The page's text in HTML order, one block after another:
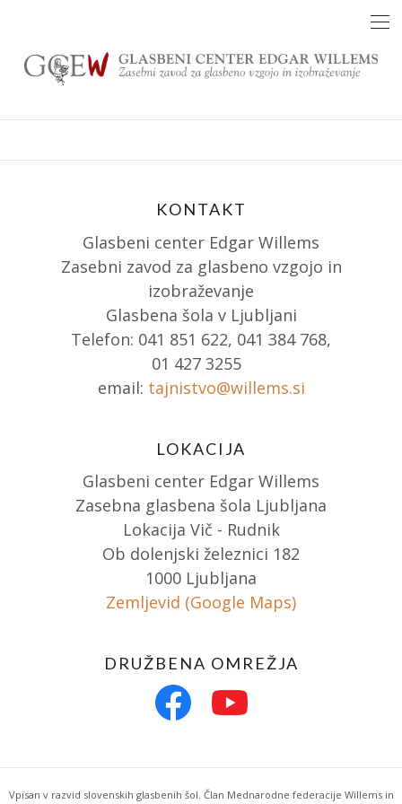
content
KONTAKT
Glasbeni center Edgar Willems
Zasebni zavod za glasbeno vzgojo in
izobraževanje
Glasbena šola v Ljubljani
Telefon: 041 851 622, 041 384 768,
01 427 3255
email: tajnistvo@willems.si
LOKACIJA
Glasbeni center Edgar Willems
Zasebna glasbena šola Ljubljana
Lokacija Vič - Rudnik
Ob dolenjski železnici 182
1000 Ljubljana
Zemljevid (Google Maps)
DRUŽBENA OMREŽJA
Vpisan v razvid slovenskih glasbenih šol. Član Mednarodne federacije Willems in